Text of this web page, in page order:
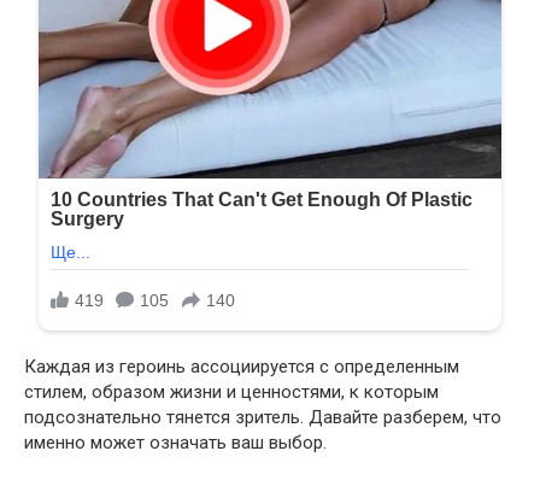
Каждая из героинь ассоциируется с определенным
стилем, образом жизни и ценностями, к которым
подсознательно тянется зритель. Давайте разберем, что
именно может означать ваш выбор.